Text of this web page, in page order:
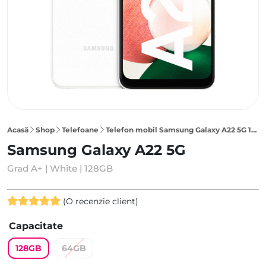
Acasă Shop Telefoane Telefon mobil Samsung Galaxy A22 5G 128GB, White
Samsung Galaxy A22 5G
Grad A+ | White | 128GB
5.00din 5
pe baza
unei singure
evaluări
(O recenzie client)
Capacitate
128GB 64GB